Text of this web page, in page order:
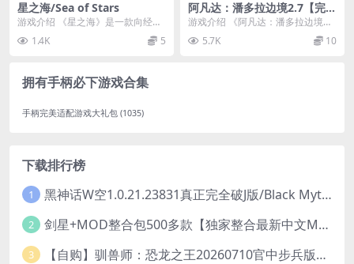
星之海/Sea of Stars
游戏介绍 《星之海》是一款向经典
致敬的回合制角色扮演游戏。玩家
将扮演两位至日之子...
1.4K 5
阿凡达：潘多拉边境2.7【完全
破J版】/Avatar: Frontiers of
游戏介绍 《阿凡达：潘多拉边境》
是一款第一/第三人称动作冒险游
戏，背景设在“西部...
5.7K 10
拥有手柄必下游戏合集
手柄完美适配游戏大礼包 (1035)
下载排行榜
1 黑神话W空1.0.21.23831真正完全破J版/Black Myth Wukong Ver1.0.21.23831
2 剑星+MOD整合包500多款【独家整合最新中文MOD管理器+可直连N网下载2000+MOD+集成CNS一键换肤】/Stellar Blade MOD Ver2026.5.18
3 【自购】驯兽师：恐龙之王20260710官中步兵版+全DLC【PC+安卓模拟器+3D大型生存SLG/动作冒险】/Tamer: King of Dinosaurs【19.6G】